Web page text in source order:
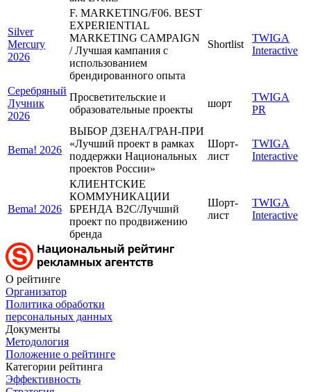
Silver
Mercury
2026
F. MARKETING/F06. BEST
EXPERIENTIAL
MARKETING CAMPAIGN
/ Лучшая кампания с
использованием
брендированного опыта
Shortlist
TWIGA
Interactive
Серебряный
Лучник
2026
Просветительские и
образовательные проекты
шорт
TWIGA
PR
Bema! 2026
ВЫБОР ДЗЕНА/ГРАН-ПРИ
«Лучший проект в рамках
поддержки Национальных
проектов России»
Шорт-
лист
TWIGA
Interactive
Bema! 2026
КЛИЕНТСКИЕ
КОММУНИКАЦИИ
БРЕНДА B2C/Лучший
проект по продвижению
бренда
Шорт-
лист
TWIGA
Interactive
О рейтинге
Организатор
Политика обработки
персональных данных
Документы
Методология
Положение о рейтинге
Категории рейтинга
Эффективность